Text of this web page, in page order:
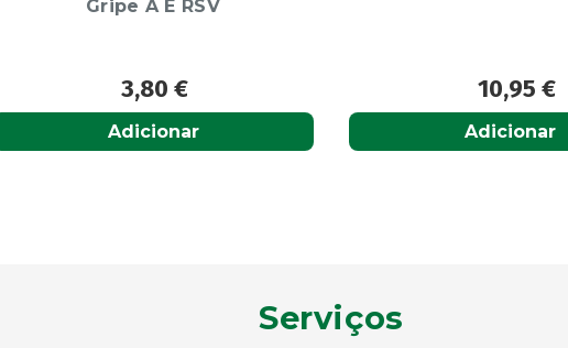
10,95€
Adicionar
13,50 €
Adicionar
Serviços